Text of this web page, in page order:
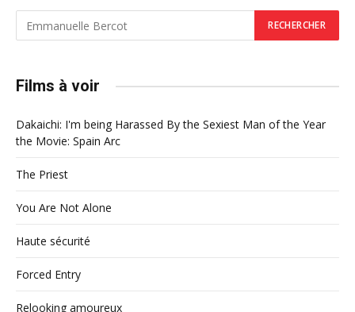
Films à voir
Dakaichi: I'm being Harassed By the Sexiest Man of the Year
the Movie: Spain Arc
The Priest
You Are Not Alone
Haute sécurité
Forced Entry
Relooking amoureux